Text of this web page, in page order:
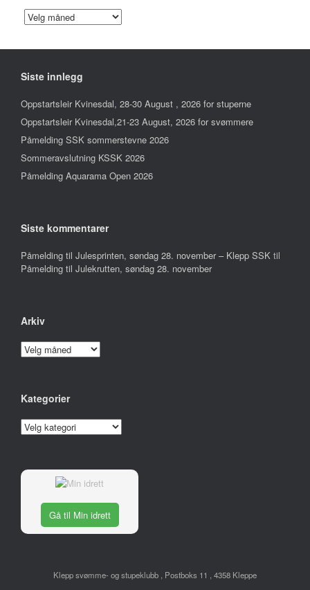
Arkiv
Siste innlegg
Oppstartsleir Kvinesdal, 28-30 August , 2026 for stuperne
Oppstartsleir Kvinesdal,21-23 August, 2026 for svømmere
Påmelding SSK sommerstevne 2026
Sommeravslutning KSSK 2026
Påmelding Aquarama Open 2026
Siste kommentarer
Påmelding til Julesprinten, søndag 28. november – Klepp SSK til
Påmelding til Julekrutten, søndag 28. november
Arkiv
Arkiv
Kategorier
Kategorier
Gå til Min idrett
Klepp svømme- og stupeklubb , Postboks 11 , 4358 Kleppe